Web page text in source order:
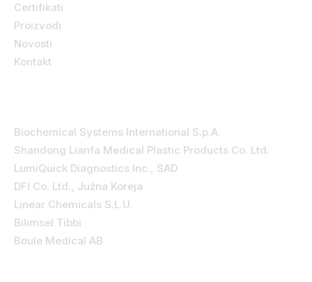
Certifikati
Proizvodi
Novosti
Kontakt
Biochemical Systems International S.p.A.
Shandong Lianfa Medical Plastic Products Co. Ltd.
LumiQuick Diagnostics Inc., SAD
DFI Co. Ltd., Južna Koreja
Linear Chemicals S.L.U.
Bilimsel Tibbi
Boule Medical AB